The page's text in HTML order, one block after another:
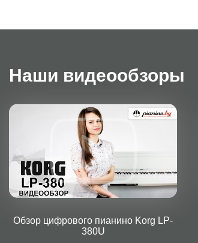
Наши видеообзоры
Обзор цифрового пианино Korg LP-
380U